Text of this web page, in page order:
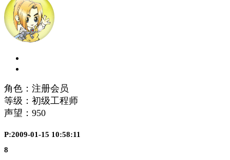
角色：注册会员
等级：初级工程师
声望： 950
P:2009-01-15 10:58:11
8